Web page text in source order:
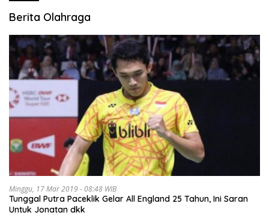
Berita Olahraga
Minggu, 17 Mar 2019 - 08:48 WIB
Tunggal Putra Paceklik Gelar All England 25 Tahun, Ini Saran
Untuk Jonatan dkk